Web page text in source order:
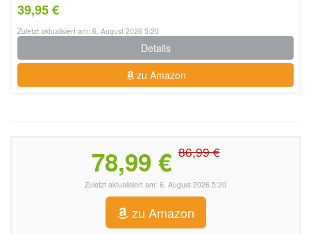
39,95 €
Zuletzt aktualisiert am: 6. August 2026 5:20
Details
zu Amazon
78,99 €86,99 €
Zuletzt aktualisiert am: 6. August 2026 5:20
zu Amazon